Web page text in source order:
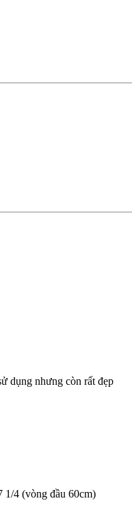
dụng nhưng còn rất đẹp
4 (vòng đầu 60cm)